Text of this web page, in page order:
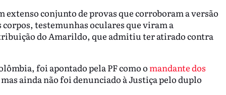
extenso conjunto de provas que corroboram a versão
testemunhas oculares que viram a
do Amarildo, que admitiu ter atirado contra
foi apontado pela PF como o mandante dos
ainda não foi denunciado à Justiça pelo duplo